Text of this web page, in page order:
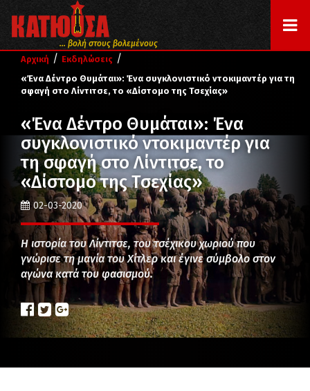
... βολή στους βολεμένους
Αρχική / Εκδηλώσεις /
«Ένα Δέντρο Θυμάται»: Ένα συγκλονιστικό ντοκιμαντέρ για τη
σφαγή στο Λίντιτσε, το «Δίστομο της Τσεχίας»
«Ένα Δέντρο Θυμάται»: Ένα
συγκλονιστικό ντοκιμαντέρ για
τη σφαγή στο Λίντιτσε, το
«Δίστομο της Τσεχίας»
02-03-2020
Η ιστορία του Λίντιτσε, του τσέχικου χωριού που
γνώρισε τη μανία του Χίτλερ και έγινε σύμβολο στον
αγώνα κατά του φασισμού.